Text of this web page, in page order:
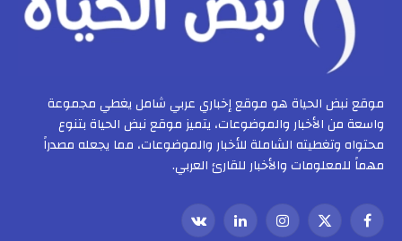
موقع نبض الحياة هو موقع إخباري عربي شامل يغطي مجموعة
واسعة من الأخبار والموضوعات، يتميز موقع نبض الحياة بتنوع
محتواه وتغطيته الشاملة للأخبار والموضوعات، مما يجعله مصدراً
مهماً للمعلومات والأخبار للقارئ العربي.
فيسبوك
X
الانستغراملينكدإنVKontakte